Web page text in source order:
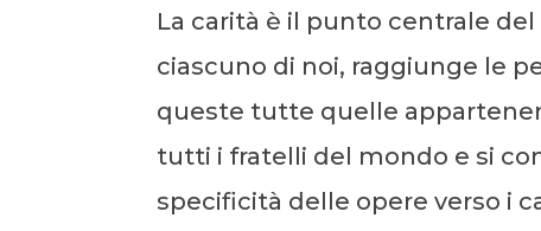
La carità è il punto centrale
ciascuno di noi, raggiunge le
queste tutte quelle
tutti i fratelli del mondo e si
specificità delle opere verso i